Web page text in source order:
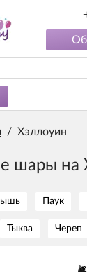
/ Хэллоуин
шары на
Паук
Тыква Череп